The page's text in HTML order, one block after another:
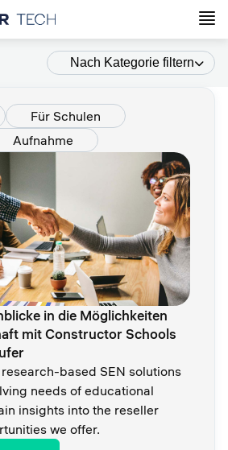
Nach Kategorie filtern
Für Schulen
Aufnahme
in die Möglichkeiten
mit Constructor Schools
based SEN solutions
needs of educational
insights into the reseller
we offer.